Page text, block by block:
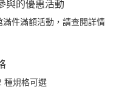
與的優惠活動
滿件滿額活動，請查閱詳情
種規格可選